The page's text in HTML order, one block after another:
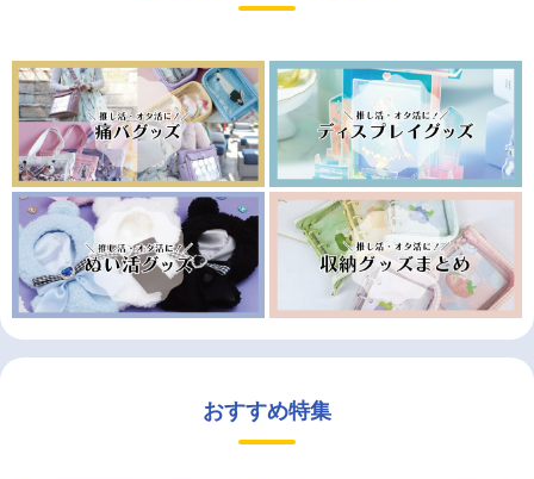
おすすめ特集